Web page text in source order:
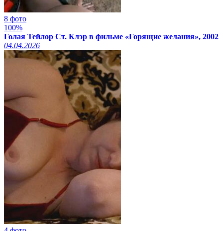
8 фото
100%
Голая Тейлор Ст. Клэр в фильме «Горящие желания», 2002
04.04.2026